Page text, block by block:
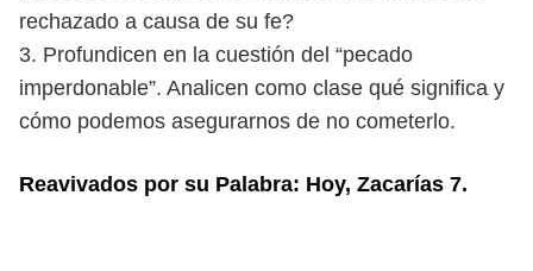
rechazado a causa de su fe?
3. Profundicen en la cuestión del “pecado
imperdonable”. Analicen como clase qué significa y
cómo podemos asegurarnos de no cometerlo.
Reavivados por su Palabra: Hoy, Zacarías 7.